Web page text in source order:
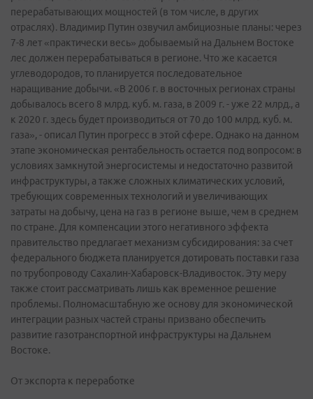
перерабатывающих мощностей (в том числе, в других
отраслях). Владимир Путин озвучил амбициозные планы: через
7-8 лет «практически весь» добываемый на Дальнем Востоке
лес должен перерабатываться в регионе. Что же касается
углеводородов, то планируется последовательное
наращивание добычи. «В 2006 г. в восточных регионах страны
добывалось всего 8 млрд. куб. м. газа, в 2009 г. - уже 22 млрд., а
к 2020 г. здесь будет производиться от 70 до 100 млрд. куб. м.
газа», - описал Путин прогресс в этой сфере. Однако на данном
этапе экономическая рентабельность остается под вопросом: в
условиях замкнутой энергосистемы и недостаточно развитой
инфраструктуры, а также сложных климатических условий,
требующих современных технологий и увеличивающих
затраты на добычу, цена на газ в регионе выше, чем в среднем
по стране. Для компенсации этого негативного эффекта
правительство предлагает механизм субсидирования: за счет
федерального бюджета планируется дотировать поставки газа
по трубопроводу Сахалин-Хабаровск-Владивосток. Эту меру
также стоит рассматривать лишь как временное решение
проблемы. Полномасштабную же основу для экономической
интеграции разных частей страны призвано обеспечить
развитие газотранспортной инфраструктуры на Дальнем
Востоке.
От экспорта к переработке